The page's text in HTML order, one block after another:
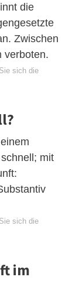
die
Zwischen
verboten.
sich die
mit
sich die
im